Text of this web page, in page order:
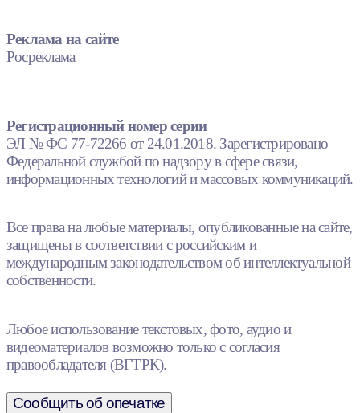
Реклама на сайте
Росреклама
Регистрационный номер серии
ЭЛ № ФС 77-72266 от 24.01.2018. Зарегистрировано
Федеральной службой по надзору в сфере связи,
информационных технологий и массовых коммуникаций.
Все права на любые материалы, опубликованные на сайте,
защищены в соответствии с российским и
международным законодательством об интеллектуальной
собственности.
Любое использование текстовых, фото, аудио и
видеоматериалов возможно только с согласия
правообладателя (ВГТРК).
Сообщить об опечатке